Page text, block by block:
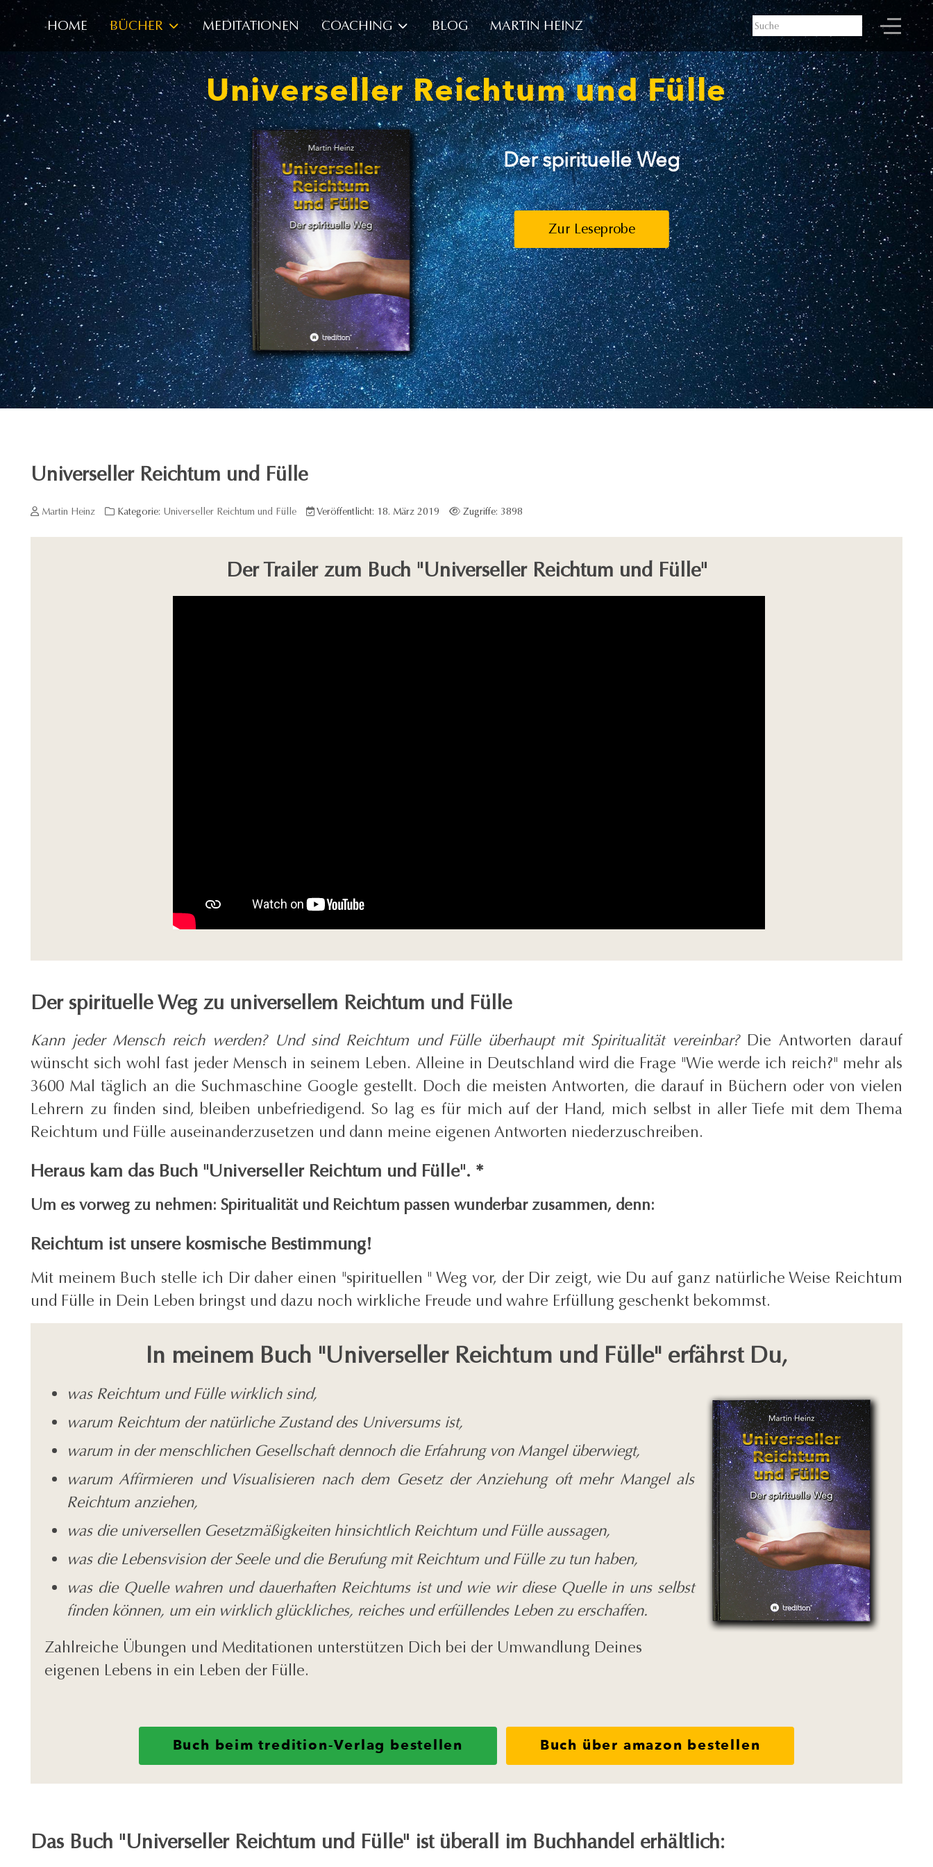
HOME BÜCHER MEDITATIONEN COACHING BLOG MARTIN HEINZ
Universeller Reichtum und Fülle
Der spirituelle Weg
Zur Leseprobe
Universeller Reichtum und Fülle
Martin Heinz Kategorie: Universeller Reichtum und Fülle Veröffentlicht: 18. März 2019 Zugriffe: 3898
Der Trailer zum Buch "Universeller Reichtum und Fülle"
Der spirituelle Weg zu universellem Reichtum und Fülle
Kann jeder Mensch reich werden? Und sind Reichtum und Fülle überhaupt mit Spiritualität vereinbar? Die Antworten darauf
wünscht sich wohl fast jeder Mensch in seinem Leben. Alleine in Deutschland wird die Frage "Wie werde ich reich?" mehr als
3600 Mal täglich an die Suchmaschine Google gestellt. Doch die meisten Antworten, die darauf in Büchern oder von vielen
Lehrern zu finden sind, bleiben unbefriedigend. So lag es für mich auf der Hand, mich selbst in aller Tiefe mit dem Thema
Reichtum und Fülle auseinanderzusetzen und dann meine eigenen Antworten niederzuschreiben.
Heraus kam das Buch "Universeller Reichtum und Fülle". *
Um es vorweg zu nehmen: Spiritualität und Reichtum passen wunderbar zusammen, denn:
Reichtum ist unsere kosmische Bestimmung!
Mit meinem Buch stelle ich Dir daher einen "spirituellen " Weg vor, der Dir zeigt, wie Du auf ganz natürliche Weise Reichtum
und Fülle in Dein Leben bringst und dazu noch wirkliche Freude und wahre Erfüllung geschenkt bekommst.
In meinem Buch "Universeller Reichtum und Fülle" erfährst Du,
was Reichtum und Fülle wirklich sind,
warum Reichtum der natürliche Zustand des Universums ist,
warum in der menschlichen Gesellschaft dennoch die Erfahrung von Mangel überwiegt,
warum Affirmieren und Visualisieren nach dem Gesetz der Anziehung oft mehr Mangel als
Reichtum anziehen,
was die universellen Gesetzmäßigkeiten hinsichtlich Reichtum und Fülle aussagen,
was die Lebensvision der Seele und die Berufung mit Reichtum und Fülle zu tun haben,
was die Quelle wahren und dauerhaften Reichtums ist und wie wir diese Quelle in uns selbst
finden können, um ein wirklich glückliches, reiches und erfüllendes Leben zu erschaffen.
Zahlreiche Übungen und Meditationen unterstützen Dich bei der Umwandlung Deines
eigenen Lebens in ein Leben der Fülle.
Buch beim tredition-Verlag bestellen Buch über amazon bestellen
Das Buch "Universeller Reichtum und Fülle" ist überall im Buchhandel erhältlich: